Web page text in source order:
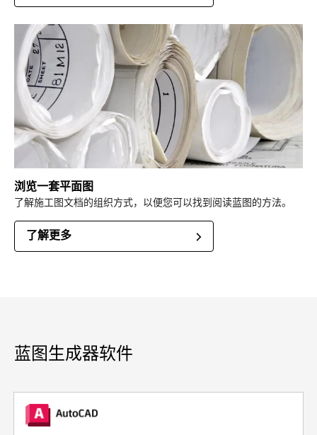
浏览一套平面图
了解施工图文档的组织方式，以便您可以找到阅读蓝图的方法。
了解更多
蓝图生成器软件